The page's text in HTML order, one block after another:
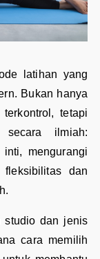
latihan yang
Bukan hanya
tetapi
secara ilmiah:
mengurangi
fleksibilitas dan
studio dan jenis
cara memilih